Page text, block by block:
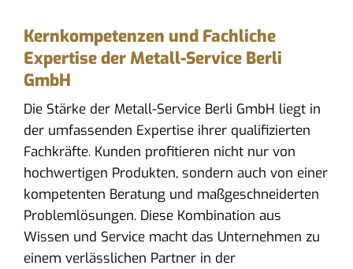
Kernkompetenzen und Fachliche
Expertise der Metall-Service Berli
GmbH
Die Stärke der Metall-Service Berli GmbH liegt in
der umfassenden Expertise ihrer qualifizierten
Fachkräfte. Kunden profitieren nicht nur von
hochwertigen Produkten, sondern auch von einer
kompetenten Beratung und maßgeschneiderten
Problemlösungen. Diese Kombination aus
Wissen und Service macht das Unternehmen zu
einem verlässlichen Partner in der